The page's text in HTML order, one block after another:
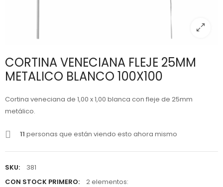
CORTINA VENECIANA FLEJE 25MM
METALICO BLANCO 100X100
Cortina veneciana de 1,00 x 1,00 blanca con fleje de 25mm
metálico.
11 personas que están viendo esto ahora mismo
SKU:
381
CON STOCK PRIMERO:
2 elementos: